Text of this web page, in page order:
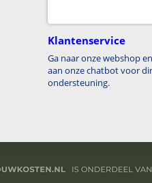
Klantenservice
Ga naar onze webshop
aan onze chatbot voor
ondersteuning.